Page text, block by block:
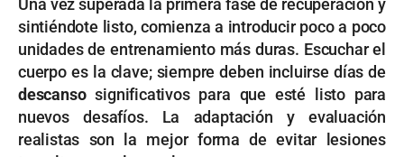
Una vez superada la primera fase de recuperación y
sintiéndote listo, comienza a introducir poco a poco
unidades de entrenamiento más duras. Escuchar el
cuerpo es la clave; siempre deben incluirse días de
descansosignificativos para que esté listo para
nuevos desafíos. La adaptación y evaluación
realistas son la mejor forma de evitar lesiones